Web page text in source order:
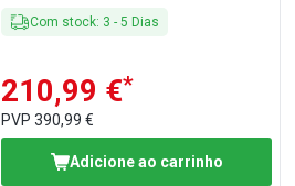
Com stock: 3 - 5 Dias
210,99 €*
PVP 390,99 €
Adicione ao carrinho